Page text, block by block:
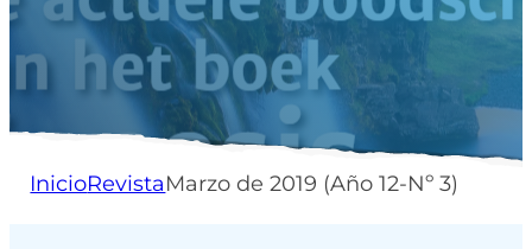
InicioRevistaMarzo de 2019 (Año 12-Nº 3)